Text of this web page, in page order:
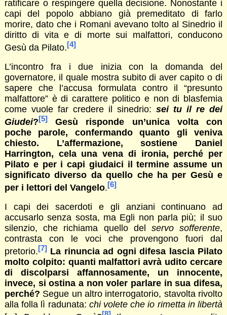
ratificare o respingere quella decisione. Nonostante i
capi del popolo abbiano già premeditato di farlo
morire, dato che i Romani avevano tolto al Sinedrio il
diritto di vita e di morte sui malfattori, conducono
Gesù da Pilato.[4]
L’incontro fra i due inizia con la domanda del
governatore, il quale mostra subito di aver capito o di
sapere che l’accusa formulata contro il “presunto
malfattore” è di carattere politico e non di blasfemia
come vuole far credere il sinedrio:sei tu il re dei
Giudei?[5]
Gesù risponde un’unica volta con
poche parole, confermando quanto gli veniva
chiesto. L’affermazione, sostiene Daniel
Harrington, cela una vena di ironia, perché per
Pilato e per i capi giudaici il termine assume un
significato diverso da quello che ha per Gesù e
per i lettori del Vangelo.[6]
I capi dei sacerdoti e gli anziani continuano ad
accusarlo senza sosta, ma Egli non parla più; il suo
silenzio, che richiama quello del servo sofferente,
contrasta con le voci che provengono fuori dal
pretorio.[7] La rinuncia ad ogni difesa lascia Pilato
molto colpito: quanti malfattori avrà udito cercare
di discolparsi affannosamente, un innocente,
invece, si ostina a non voler parlare in sua difesa,
perché? Segue un altro interrogatorio, stavolta rivolto
alla folla lì radunata: chi volete che io rimetta in libertà